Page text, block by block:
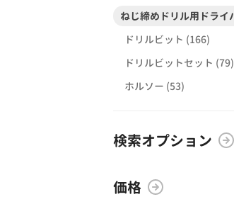
ねじ締めドリル用ドライ
ドリルビット (166)
ドリルビットセット (79)
ホルソー (53)
検索オプション
価格